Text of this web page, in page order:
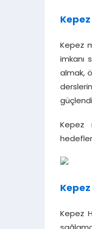
Kepez
imkanı
almak,
Kepez
Kepez
Kepez